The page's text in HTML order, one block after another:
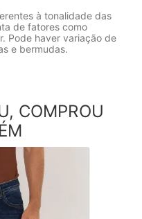
à tonalidade das
de fatores como
Pode haver variação de
e bermudas.
COMPROU